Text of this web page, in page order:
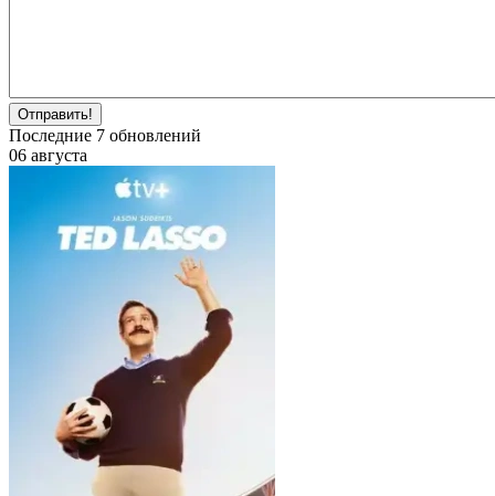
Отправить!
Последние 7 обновлений
06 августа